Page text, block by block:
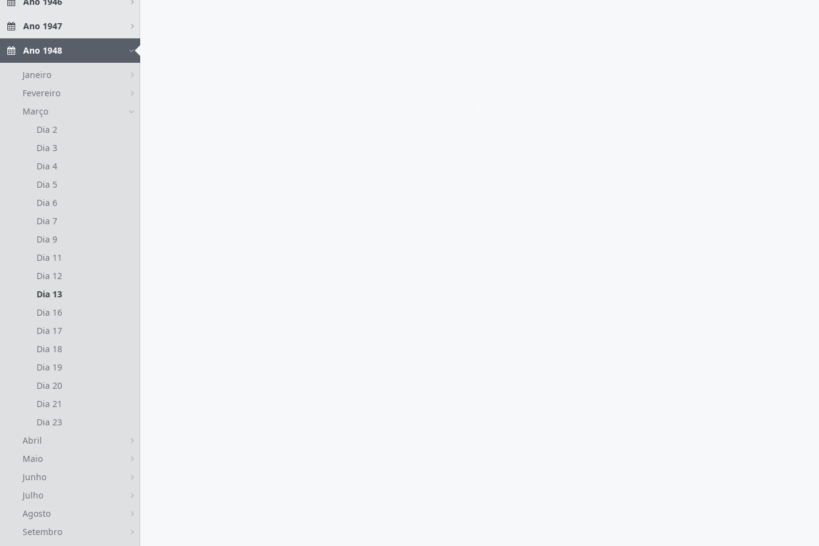
Ano 1947
Ano 1948
Janeiro
Fevereiro
Março
Dia 2
Dia 3
Dia 4
Dia 5
Dia 6
Dia 7
Dia 9
Dia 11
Dia 12
Dia 13
Dia 16
Dia 17
Dia 18
Dia 19
Dia 20
Dia 21
Dia 23
Abril
Maio
Junho
Julho
Agosto
Setembro